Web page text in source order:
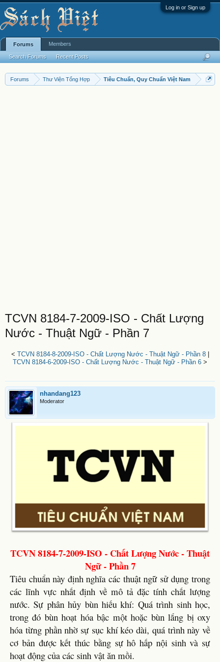
Log in or Sign up
Forums Thư Viện Tổng Hợp Tiêu Chuẩn, Quy Chuẩn Việt Nam
TCVN 8184-7-2009-ISO - Chất Lượng
Nước - Thuật Ngữ - Phần 7
< TCVN 8184-8-2009-ISO - Chất Lượng Nước - Thuật Ngữ - Phần 8|
TCVN 8184-6-2009-ISO - Chất Lượng Nước - Thuật Ngữ - Phần 6 >
nhandang123
Moderator
TCVN 8184-7-2009-ISO - Chất Lượng Nước - Thuật
Ngữ - Phần 7
Tiêu chuẩn này định nghĩa các thuật ngữ sử dụng trong
các lĩnh vực nhất định về mô tả đặc tính chất lượng
nước. Sự phân hủy bùn hiếu khí: Quá trình sinh học,
trong đó bùn hoạt hóa bậc một hoặc bùn lắng bị oxy
hóa từng phần nhờ sự sục khí kéo dài, quá trình này về
cơ bản được kết thúc bằng sự hô hấp nội sinh và sự
hoạt động của các sinh vật ăn mồi.
Forums
Search Forums Recent Posts
Members